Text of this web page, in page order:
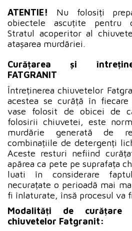
ATENTIE! Nu folosiți
obiectele ascuțite pentru
Stratul acoperitor al
atașarea murdăriei.
Curățarea și
FATGRANIT
Întreținerea chiuvetelor
acestea se curăță în
vase folosit de obicei de
folosirii chiuvetei, este
murdărie generată de
combinațiile de detergenți
Aceste resturi nefiind
apărea ca pete pe suprafața
luati în considerare
necurațate o perioadă mai
fi înlaturate, însă procesul va
Modalități de
chiuvetelor Fatgranit: